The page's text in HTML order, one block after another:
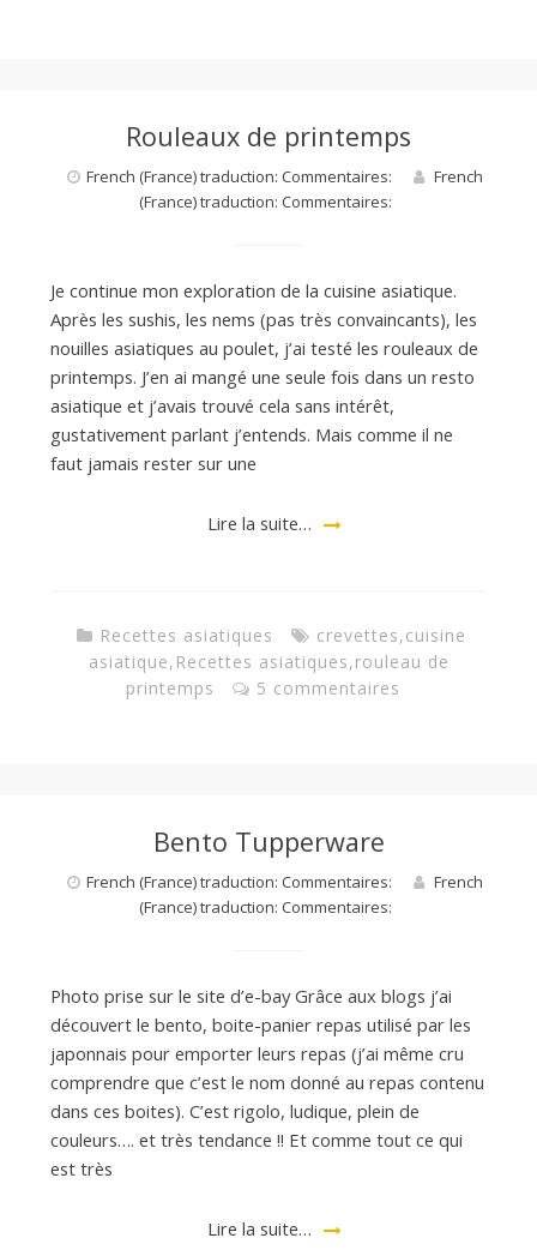
Rouleaux de printemps
French (France) traduction: Commentaires:
French
(France) traduction: Commentaires:
Je continue mon exploration de la cuisine asiatique.
Après les sushis, les nems (pas très convaincants), les
nouilles asiatiques au poulet, j’ai testé les rouleaux de
printemps. J’en ai mangé une seule fois dans un resto
asiatique et j’avais trouvé cela sans intérêt,
gustativement parlant j’entends. Mais comme il ne
faut jamais rester sur une
Lire la suite…
Recettes asiatiques crevettes,cuisine
asiatique, Recettes asiatiques,rouleau de
printemps
5 commentaires
Bento Tupperware
French (France) traduction: Commentaires:
French
(France) traduction: Commentaires:
Photo prise sur le site d’e-bay Grâce aux blogs j’ai
découvert le bento, boite-panier repas utilisé par les
japonnais pour emporter leurs repas (j’ai même cru
comprendre que c’est le nom donné au repas contenu
dans ces boites). C’est rigolo, ludique, plein de
couleurs…. et très tendance !! Et comme tout ce qui
est très
Lire la suite…